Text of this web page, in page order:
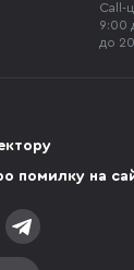
Call-
9:00
до
помилку на